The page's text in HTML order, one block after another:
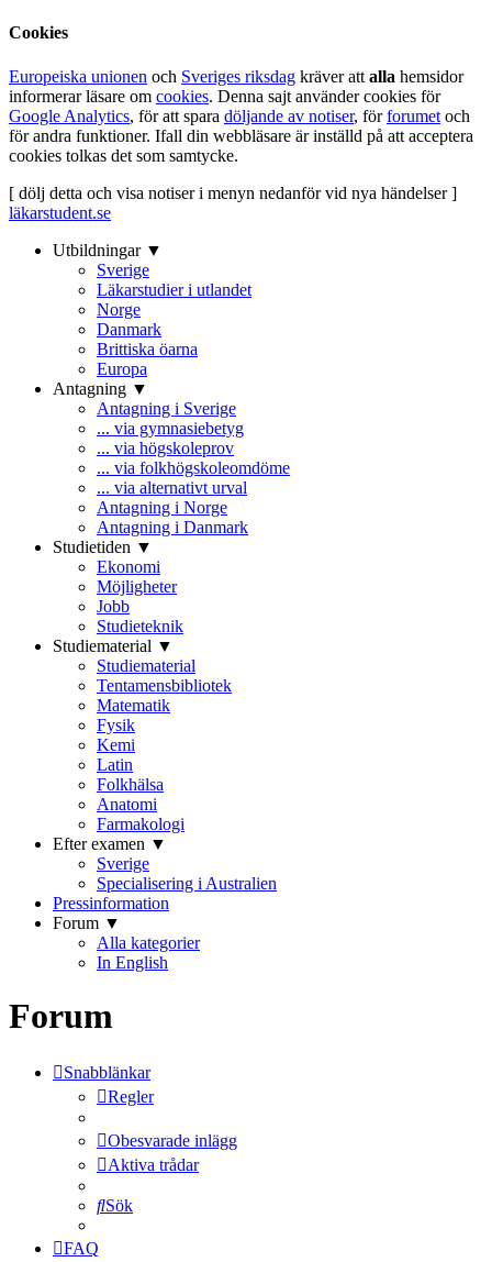
Cookies
Europeiska unionen och Sveriges riksdag kräver att alla hemsidor
informerar läsare om cookies. Denna sajt använder cookies för
Google Analytics, för att spara döljande av notiser, förforumet och
för andra funktioner. Ifall din webbläsare är inställd på att acceptera
cookies tolkas det som samtycke.
[ dölj detta och visa notiser i menyn nedanför vid nya händelser ]
läkarstudent.se
Utbildningar ▼
Sverige
Läkarstudier i utlandet
Norge
Danmark
Brittiska öarna
Europa
Antagning ▼
Antagning i Sverige
... via gymnasiebetyg
... via högskoleprov
... via folkhögskoleomdöme
... via alternativt urval
Antagning i Norge
Antagning i Danmark
Studietiden ▼
Ekonomi
Möjligheter
Jobb
Studieteknik
Studiematerial ▼
Studiematerial
Tentamensbibliotek
Matematik
Fysik
Kemi
Latin
Folkhälsa
Anatomi
Farmakologi
Efter examen ▼
Sverige
Specialisering i Australien
Pressinformation
Forum ▼
Alla kategorier
In English
Forum
Snabblänkar
Regler
Obesvarade inlägg
Aktiva trådar
Sök
FAQ